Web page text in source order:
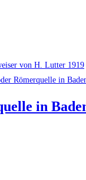
von H. Lutter 1919
in